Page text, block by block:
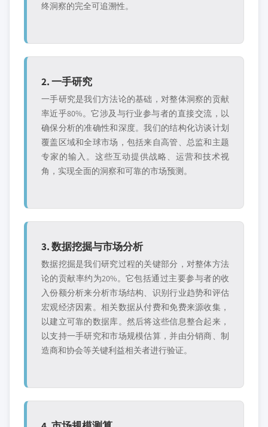
终洞察的完全可追溯性。
2. 一手研究
一手研究是我们方法论的基础，对整体洞察的贡献
率近乎80%。它涉及与行业参与者的直接交流，以
确保分析的准确性和深度。我们的结构化访谈计划
覆盖区域和全球市场，包括来自高管、总监和主题
专家的输入。这些互动提供战略、运营和技术视
角，实现全面的洞察和可靠的市场预测。
3. 数据挖掘与市场分析
数据挖掘是我们研究过程的关键部分，对整体方法
论的贡献率约为20%。它包括通过主要参与者的收
入份额分析来分析市场结构、识别行业趋势和评估
宏观经济因素。相关数据从付费和免费来源收集，
以建立可靠的数据库。然后将这些信息整合起来，
以支持一手研究和市场规模估算，并由分销商、制
造商和协会等关键利益相关者进行验证。